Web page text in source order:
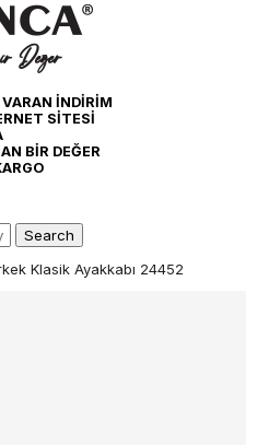
İNDİRİM
SİTESİ
BİR DEĞER
Klasik Ayakkabı 24452